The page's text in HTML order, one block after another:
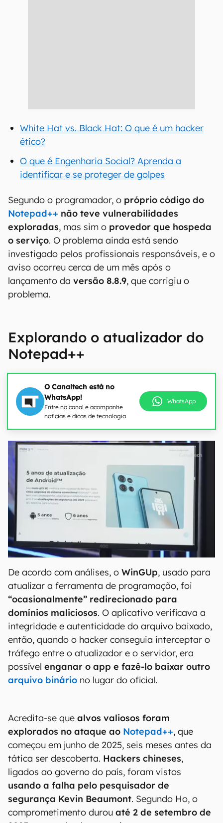
White Hat vs. Black Hat: O que é um hacker
ético?
O que é Engenharia Social? Aprenda a
identificar e se proteger de golpes
Segundo o programador, o próprio código do
Notepad++ não teve vulnerabilidades
exploradas, mas sim o provedor que hospeda
o serviço. O problema ainda está sendo
investigado pelos profissionais responsáveis, e o
aviso ocorreu cerca de um mês após o
lançamento da versão 8.8.9, que corrigiu o
problema.
Explorando o atualizador do
Notepad++
O Canaltech está no
WhatsApp!
Entre no canal e acompanhe
notícias e dicas de tecnologia
WhatsApp
De acordo com análises, o WinGUp, usado para
atualizar a ferramenta de programação, foi
“ocasionalmente” redirecionado para
domínios maliciosos. O aplicativo verificava a
integridade e autenticidade do arquivo baixado,
então, quando o hacker conseguia interceptar o
tráfego entre o atualizador e o servidor, era
possível enganar o app e fazê-lo baixar outro
arquivo binário no lugar do oficial.
Acredita-se que alvos valiosos foram
explorados no ataque ao Notepad++, que
começou em junho de 2025, seis meses antes da
tática ser descoberta. Hackers chineses,
ligados ao governo do país, foram vistos
usando a falha pelo pesquisador de
segurança Kevin Beaumont. Segundo Ho, o
comprometimento durou até 2 de setembro de